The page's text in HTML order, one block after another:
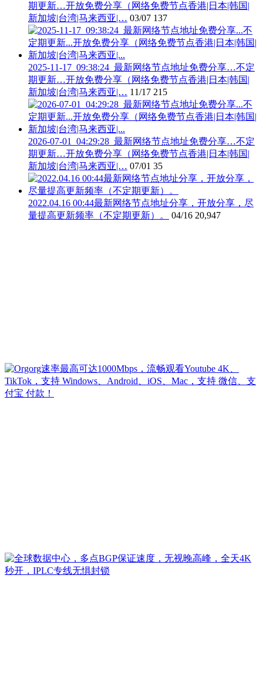
期更新…开放免费分享（网络免费节点香港|日本|韩国|
新加坡|台湾|马来西亚|… 03/07 137
2025-11-17_09:38:24_最新网络节点地址免费分享…不定
期更新…开放免费分享（网络免费节点香港|日本|韩国|
新加坡|台湾|马来西亚|… 11/17 215
2026-07-01_04:29:28_最新网络节点地址免费分享…不定
期更新…开放免费分享（网络免费节点香港|日本|韩国|
新加坡|台湾|马来西亚|… 07/01 35
2022.04.16 00:44最新网络节点地址分享，开放分享，尽
量提高更新频率（不定期更新）。
04/16 20,947